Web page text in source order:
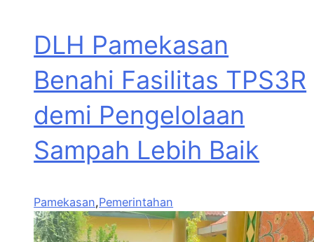
DLH Pamekasan
Benahi Fasilitas TPS3R
demi Pengelolaan
Sampah Lebih Baik
Pamekasan,Pemerintahan